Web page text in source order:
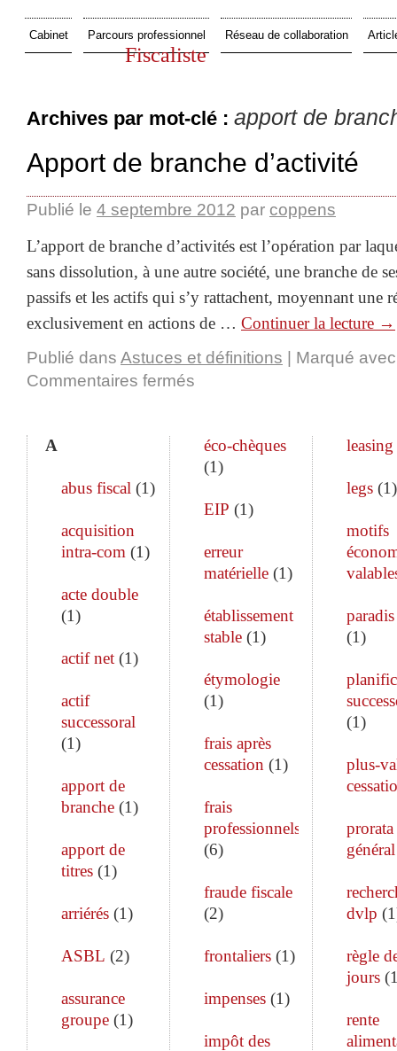
Fiscaliste
Cabinet Parcours professionnel Réseau de collaboration
Archives par mot-clé : apport de
Apport de branche d’activité
Publié le 4 septembre 2012 par coppens
L’apport de branche d’activités est l’opération par
sans dissolution, à une autre société, une branche de
passifs et les actifs qui s’y rattachent, moyennant une
exclusivement en actions de … Continuer la lecture →
Publié dans Astuces et définitions
Marqué avec
Commentaires fermés
A
abus fiscal (1)
acquisition
intra-com (1)
acte double
(1)
actif net (1)
actif
successoral
(1)
apport de
branche (1)
apport de
titres (1)
arriérés (1)
ASBL (2)
assurance
groupe (1)
éco-chèques
(1)
EIP (1)
erreur
matérielle(1)
établissement
stable(1)
étymologie
(1)
frais après
cessation (1)
frais
professionnels
(6)
fraude fiscale
(2)
frontaliers(1)
impenses(1)
impôt des
leasing
legs(1)
motifs
(1)
(1)
plus-
prorata
général
dvlp (1
règle
jours(
rente